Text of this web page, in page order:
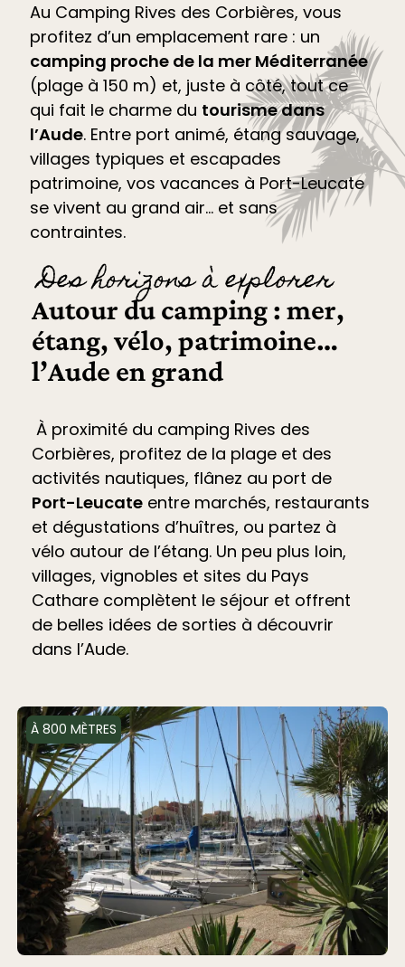
Au Camping Rives des Corbières, vous
profitez d’un emplacement rare : un
camping proche de la mer Méditerranée
(plage à 150 m) et, juste à côté, tout ce
qui fait le charme du tourisme dans
l’Aude. Entre port animé, étang sauvage,
villages typiques et escapades
patrimoine, vos vacances à Port-Leucate
se vivent au grand air… et sans
contraintes.
Des horizons à explorer
Autour du camping : mer,
étang, vélo, patrimoine…
l’Aude en grand
À proximité du camping Rives des
Corbières, profitez de la plage et des
activités nautiques, flânez au port de
Port-Leucateentre marchés, restaurants
et dégustations d’huîtres, ou partez à
vélo autour de l’étang. Un peu plus loin,
villages, vignobles et sites du Pays
Cathare complètent le séjour et offrent
de belles idées de sorties à découvrir
dans l’Aude.
À 800 MÈTRES